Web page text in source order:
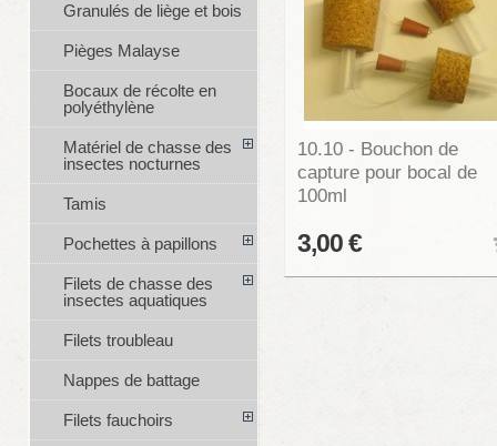
10.10 - Bouchon de
capture pour bocal de
100ml
3,00 €
Granulés de liège et bois
Pièges Malayse
Bocaux de récolte en
polyéthylène
Matériel de chasse des
insectes nocturnes
Tamis
Pochettes à papillons
Filets de chasse des
insectes aquatiques
Filets troubleau
Nappes de battage
Filets fauchoirs